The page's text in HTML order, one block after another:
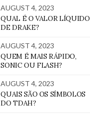
AUGUST 4, 2023
QUAL É O VALOR LÍQUIDO
DE DRAKE?
AUGUST 4, 2023
QUEM É MAIS RÁPIDO,
SONIC OU FLASH?
AUGUST 4, 2023
QUAIS SÃO OS SÍMBOLOS
DO TDAH?